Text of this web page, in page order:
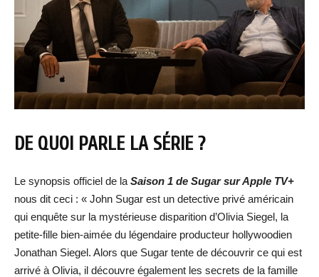
DE QUOI PARLE LA SÉRIE ?
Le synopsis officiel de la Saison 1 de Sugar sur Apple TV+
nous dit ceci : « John Sugar est un detective privé américain
qui enquête sur la mystérieuse disparition d’Olivia Siegel, la
petite-fille bien-aimée du légendaire producteur hollywoodien
Jonathan Siegel. Alors que Sugar tente de découvrir ce qui est
arrivé à Olivia, il découvre également les secrets de la famille